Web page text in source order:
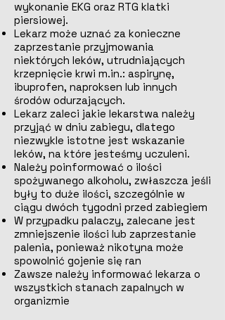
wykonanie EKG oraz RTG klatki
piersiowej.
Lekarz może uznać za konieczne
zaprzestanie przyjmowania
niektórych leków, utrudniających
krzepnięcie krwi m.in.: aspirynę,
ibuprofen, naproksen lub innych
środów odurzających.
Lekarz zaleci jakie lekarstwa należy
przyjąć w dniu zabiegu, dlatego
niezwykle istotne jest wskazanie
leków, na które jesteśmy uczuleni.
Należy poinformować o ilości
spożywanego alkoholu, zwłaszcza jeśli
były to duże ilości, szczególnie w
ciągu dwóch tygodni przed zabiegiem
W przypadku palaczy, zalecane jest
zmniejszenie ilości lub zaprzestanie
palenia, ponieważ nikotyna może
spowolnić gojenie się ran
Zawsze należy informować lekarza o
wszystkich stanach zapalnych w
organizmie